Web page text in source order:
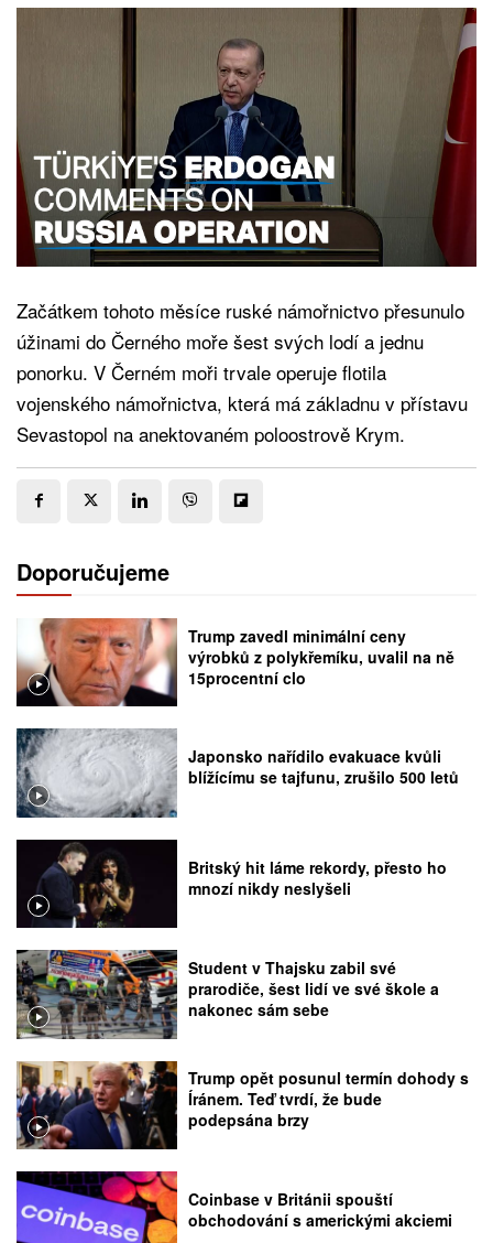
Začátkem tohoto měsíce ruské námořnictvo přesunulo
úžinami do Černého moře šest svých lodí a jednu
ponorku. V Černém moři trvale operuje flotila
vojenského námořnictva, která má základnu v přístavu
Sevastopol na anektovaném poloostrově Krym.
Doporučujeme
Trump zavedl minimální ceny
výrobků z polykřemíku, uvalil na ně
15procentní clo
Japonsko nařídilo evakuace kvůli
blížícímu se tajfunu, zrušilo 500 letů
Britský hit láme rekordy, přesto ho
mnozí nikdy neslyšeli
Student v Thajsku zabil své
prarodiče, šest lidí ve své škole a
nakonec sám sebe
Trump opět posunul termín dohody s
Íránem. Teď tvrdí, že bude
podepsána brzy
Coinbase v Británii spouští
obchodování s americkými akciemi